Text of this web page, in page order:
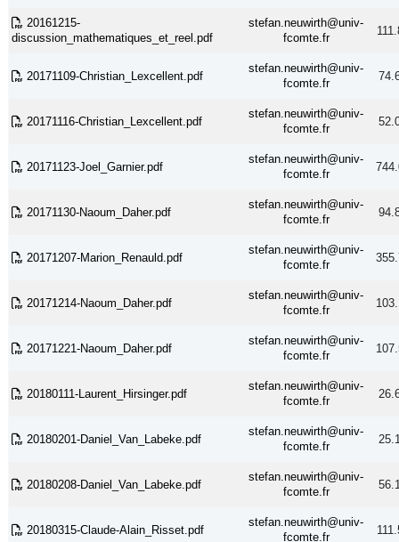
20161215-
discussion_mathematiques_et_reel.pdf
stefan.neuwirth@univ-
fcomte.fr
20171109-Christian_Lexcellent.pdf
stefan.neuwirth@univ-
fcomte.fr
20171116-Christian_Lexcellent.pdf
stefan.neuwirth@univ-
fcomte.fr
20171123-Joel_Garnier.pdf
stefan.neuwirth@univ-
fcomte.fr
20171130-Naoum_Daher.pdf
stefan.neuwirth@univ-
fcomte.fr
20171207-Marion_Renauld.pdf
stefan.neuwirth@univ-
fcomte.fr
20171214-Naoum_Daher.pdf
stefan.neuwirth@univ-
fcomte.fr
20171221-Naoum_Daher.pdf
stefan.neuwirth@univ-
fcomte.fr
20180111-Laurent_Hirsinger.pdf
stefan.neuwirth@univ-
fcomte.fr
20180201-Daniel_Van_Labeke.pdf
stefan.neuwirth@univ-
fcomte.fr
20180208-Daniel_Van_Labeke.pdf
stefan.neuwirth@univ-
fcomte.fr
20180315-Claude-Alain_Risset.pdf
stefan.neuwirth@univ-
fcomte.fr